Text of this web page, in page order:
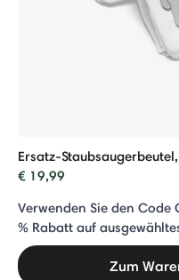
Ersatz-
€ 19,99
Verwenden Sie den Code
% Rabatt auf
Zum